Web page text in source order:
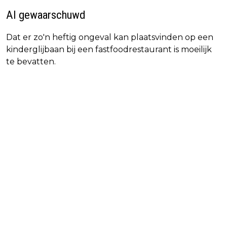
Al gewaarschuwd
Dat er zo'n heftig ongeval kan plaatsvinden op een
kinderglijbaan bij een fastfoodrestaurant is moeilijk
te bevatten.